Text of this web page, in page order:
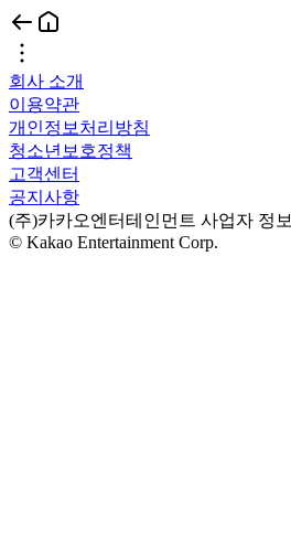
회사 소개
이용약관
개인정보처리방침
청소년보호정책
고객센터
공지사항
(주)카카오엔터테인먼트 사업자 정보
© Kakao Entertainment Corp.